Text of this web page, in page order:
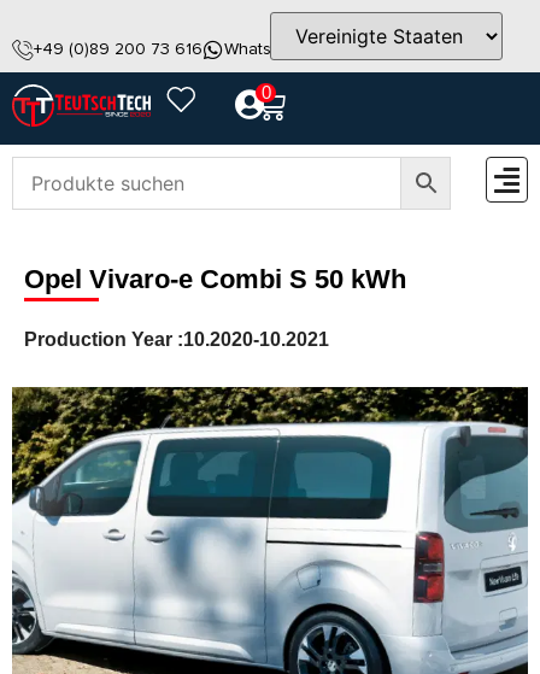
+49 (0)89 200 73 616 WhatsApp info@teutschtech.com
0
Opel Vivaro-e Combi S 50 kWh
Production Year :10.2020-10.2021